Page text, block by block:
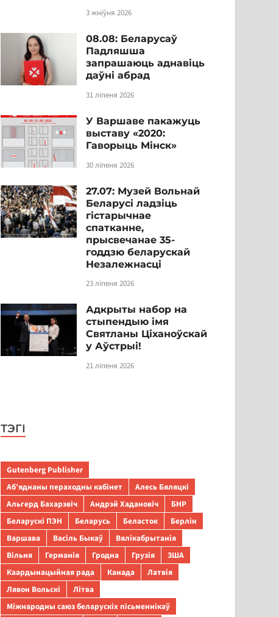
3 жніўня 2026
08.08: Беларусаў
Падляшша
запрашаюць аднавіць
даўні абрад
31 ліпеня 2026
У Варшаве пакажуць
выставу «2020:
Гаворыць Мінск»
30 ліпеня 2026
27.07: Музей Вольнай
Беларусі ладзіць
гістарычнае
спатканне,
прысвечанае 35-
годдзю беларускай
Незалежнасці
23 ліпеня 2026
Адкрыты набор на
стыпендыю імя
Святланы Ціханоўскай
у Аўстрыі!
21 ліпеня 2026
ТЭГІ
Gutenberg Publisher
Аб’яднаны пераходны кабінет
Алесь Бяляцкі
Альгерд Бахарэвіч
Андрэй Хадановіч
БНР
Беларускі ПЭН
Беларусь Беласток
Берлін
Варшава
Васіль Быкаў
Вялікабрытанія
Вільня
Германія Гродна Грузія
ЗША
Каардынацыйная рада
Канада
Латвія
Лявон Вольскі
Літва
Міжнародны саюз беларускіх пісьменнікаў